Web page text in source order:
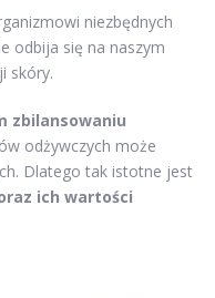
niezbędnych
odbija się na naszym
skóry.
zbilansowaniu
odżywczych może
Dlatego tak istotne jest
ich wartości